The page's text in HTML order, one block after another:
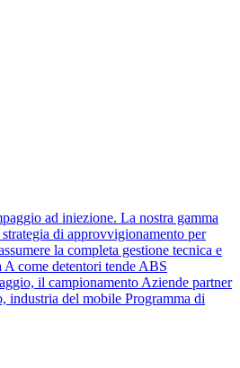
ad iniezione. La nostra gamma
di approvvigionamento per
la completa gestione tecnica e
come detentori tende ABS
il campionamento Aziende partner
industria del mobile Programma di